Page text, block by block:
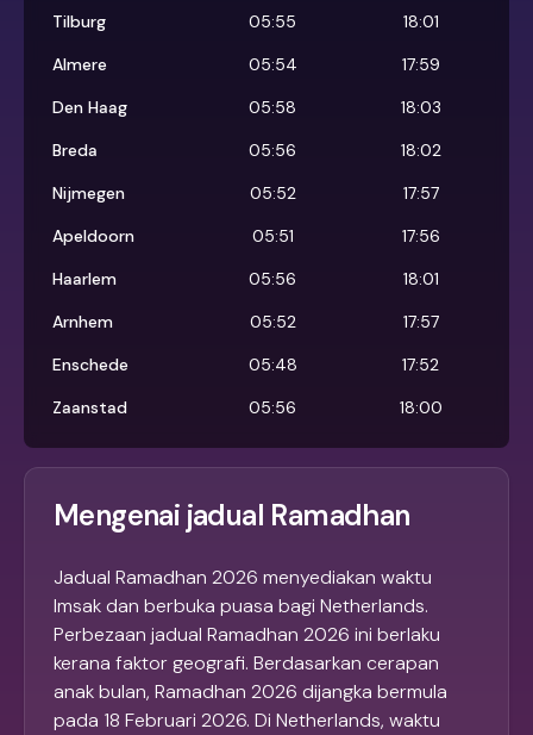
Tilburg
05:55
18:01
Almere
05:54
17:59
Den Haag
05:58
18:03
Breda
05:56
18:02
Nijmegen
05:52
17:57
Apeldoorn
05:51
17:56
Haarlem
05:56
18:01
Arnhem
05:52
17:57
Enschede
05:48
17:52
Zaanstad
05:56 18:00
Mengenai jadual Ramadhan
Jadual Ramadhan 2026 menyediakan waktu
Imsak dan berbuka puasa bagi Netherlands.
Perbezaan jadual Ramadhan 2026 ini berlaku
kerana faktor geografi. Berdasarkan cerapan
anak bulan, Ramadhan 2026 dijangka bermula
pada 18 Februari 2026. Di Netherlands, waktu